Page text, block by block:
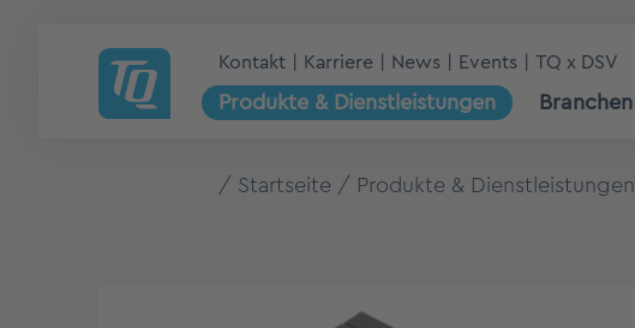
Kontakt Karriere News Events TQ x DSV
Produkte & Dienstleistungen Branchen
Startseite Produkte & Dienstleistungen